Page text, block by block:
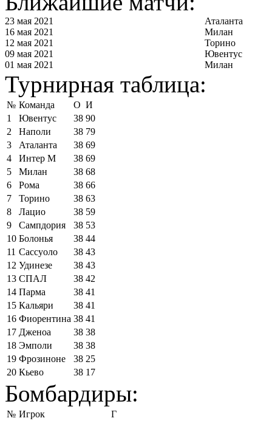
23 мая 2021
Аталанта
16 мая 2021
Милан
12 мая 2021
Торино
09 мая 2021
Ювентус
01 мая 2021
Милан
Турнирная таблица:
№ Команда О И
1
Ювентус 38 90
2
Наполи 38 79
3
Аталанта 38 69
4
Интер М 38 69
5
Милан 38 68
6
Рома 38 66
7
Торино 38 63
8
Лацио 38 59
9
Сампдория 38 53
10 Болонья 38 44
11 Сассуоло 38 43
12 Удинезе 38 43
13 СПАЛ 38 42
14 Парма 38 41
15 Кальяри 38 41
16 Фиорентина 38 41
17 Дженоа 38 38
18 Эмполи 38 38
19 Фрозиноне 38 25
20 Кьево 38 17
Бомбардиры:
№ Игрок
Г